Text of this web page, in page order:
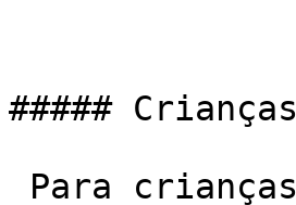
##### Crianças